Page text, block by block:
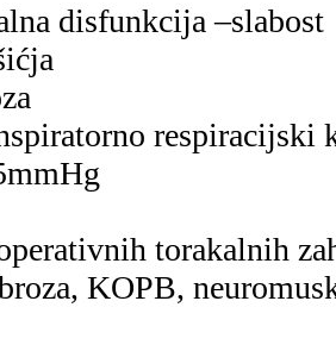
disfunkcija –slabost
respiracijski
torakalnih
KOPB,